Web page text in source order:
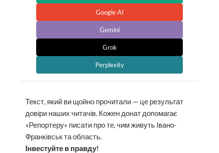
Google AI
Gemini
Grok
Perplexity
Текст, який ви щойно прочитали — це результат
довіри наших читачів. Кожен донат допомагає
«Репортеру» писати про те, чим живуть Івано-
Франківськ та область.
Інвестуйте в правду!